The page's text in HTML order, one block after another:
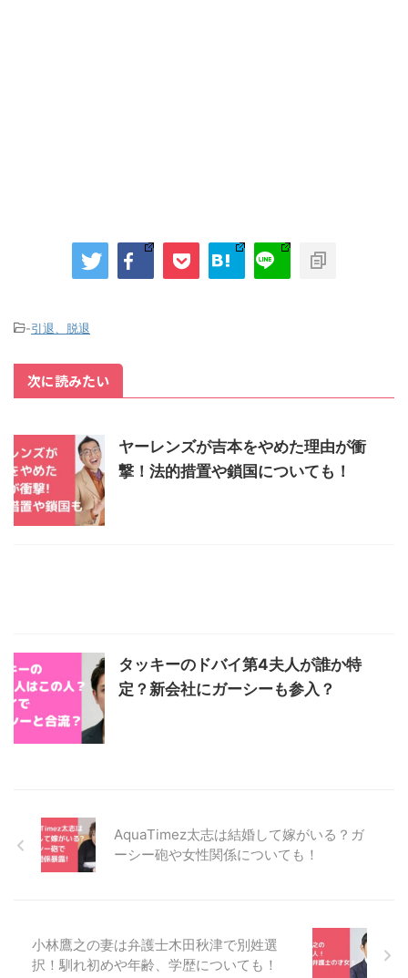
-引退、脱退
次に読みたい
ヤーレンズが吉本をやめた理由が衝
撃！法的措置や鎖国についても！
タッキーのドバイ第4夫人が誰か特
定？新会社にガーシーも参入？
AquaTimez太志は結婚して嫁がいる？ガ
ーシー砲や女性関係についても！
小林鷹之の妻は弁護士木田秋津で別姓選
択！馴れ初めや年齢、学歴についても！